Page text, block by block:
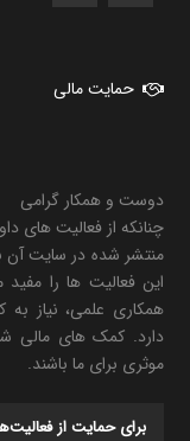
حمایت مالی
دوست و همکار گرامی
چنانکه از فعالیت های
منتشر شده در سایت آن
این فعالیت ها را مفید
همکاری علمی، نیاز به
دارد. کمک های مالی
موثری برای ما باشند.
برای حمایت از